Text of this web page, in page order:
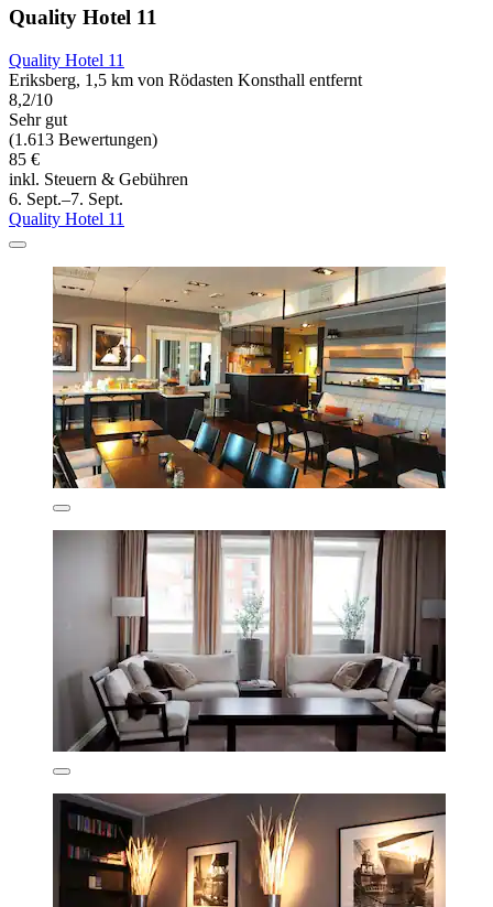
Quality Hotel 11
Quality Hotel 11
Eriksberg, 1,5 km von Rödasten Konsthall entfernt
8,2/10
Sehr gut
(1.613 Bewertungen)
85 €
inkl. Steuern & Gebühren
6. Sept.–7. Sept.
Quality Hotel 11